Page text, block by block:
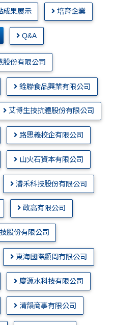
果展示 培育企業
Q&A
份有限公司
銓聯食品興業有限公司
艾博生技抗體股份有限公司
路思義校企有限公司
山火石資本有限公司
濬禾科技股份有限公司
政高有限公司
股份有限公司
東海國際顧問有限公司
慶源水科技有限公司
清韻商事有限公司